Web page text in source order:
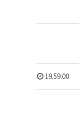
19.59.00